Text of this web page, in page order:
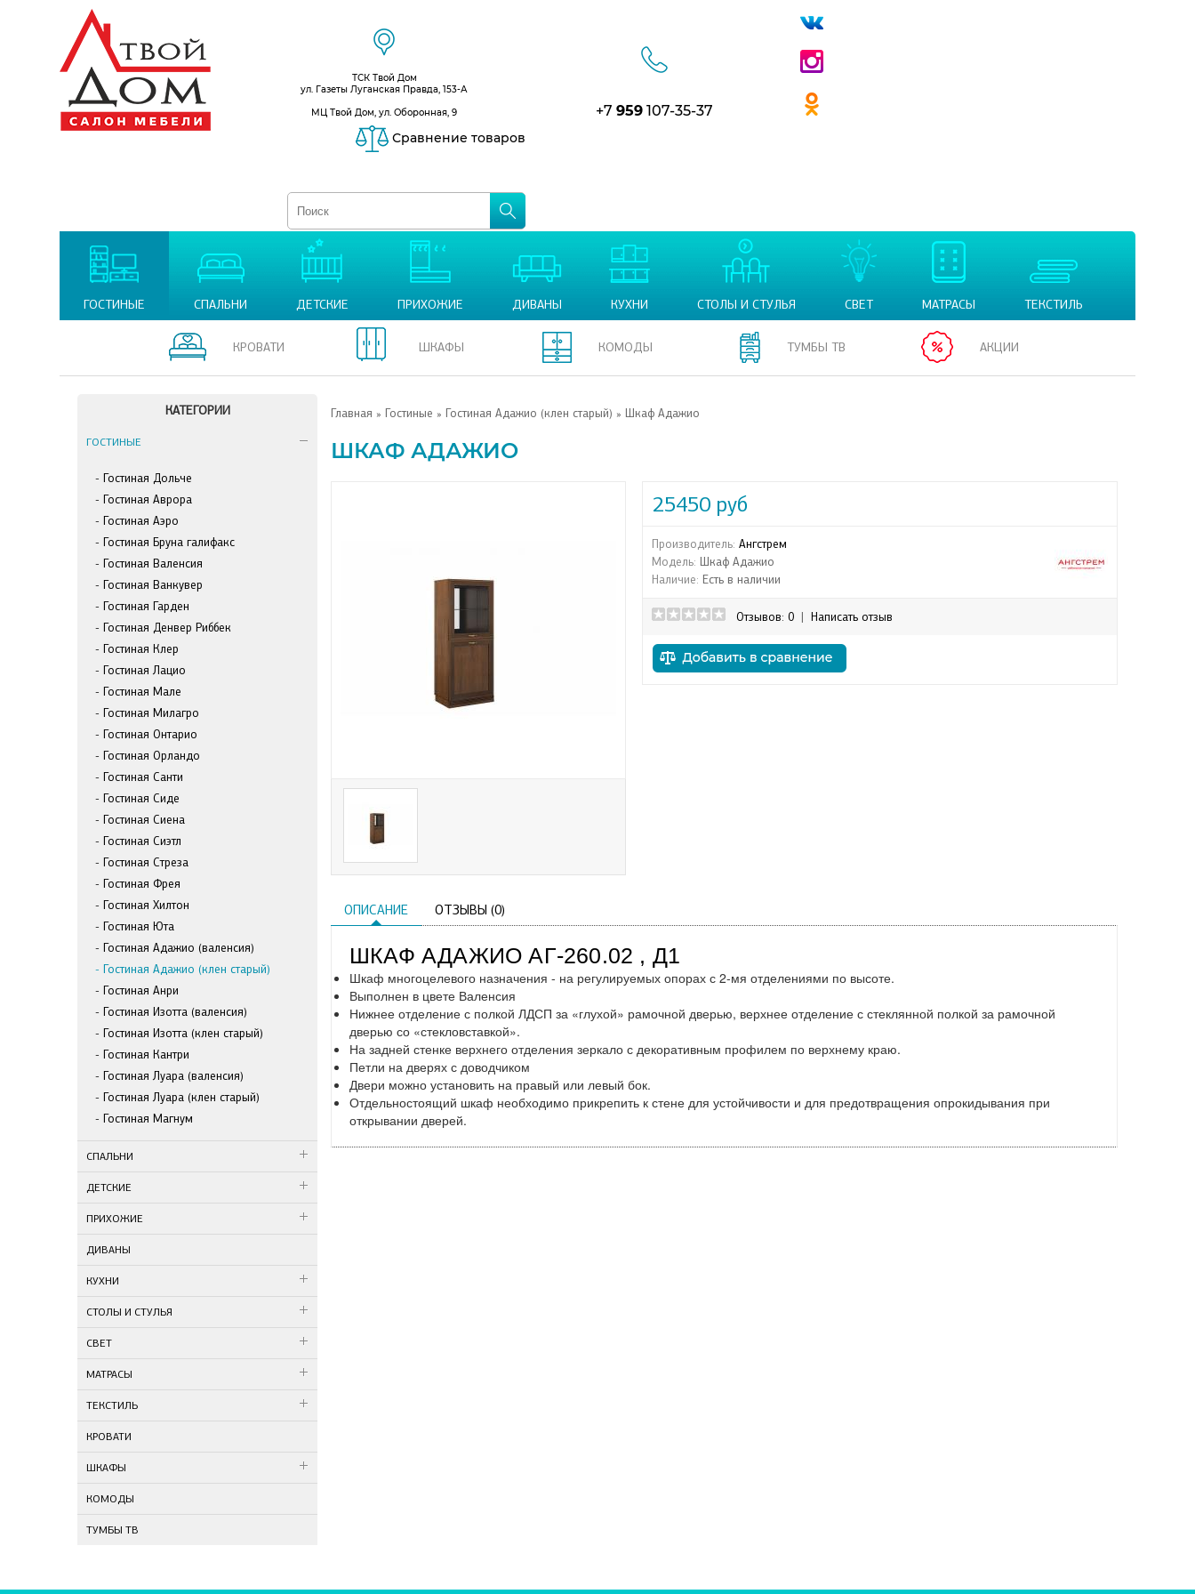
ТСК Твой Дом
ул. Газеты Луганская Правда, 153-А
МЦ Твой Дом, ул. Оборонная, 9
+7 959 107-35-37
Сравнение товаров
ГОСТИНЫЕ СПАЛЬНИ ДЕТСКИЕ ПРИХОЖИЕ ДИВАНЫ КУХНИ СТОЛЫ И СТУЛЬЯ СВЕТ МАТРАСЫ ТЕКСТИЛЬ
КРОВАТИ ШКАФЫ КОМОДЫ ТУМБЫ ТВ АКЦИИ
КАТЕГОРИИ
ГОСТИНЫЕ
Гостиная Дольче
Гостиная Аврора
Гостиная Аэро
Гостиная Бруна галифакс
Гостиная Валенсия
Гостиная Ванкувер
Гостиная Гарден
Гостиная Денвер Риббек
Гостиная Клер
Гостиная Лацио
Гостиная Мале
Гостиная Милагро
Гостиная Онтарио
Гостиная Орландо
Гостиная Санти
Гостиная Сиде
Гостиная Сиена
Гостиная Сиэтл
Гостиная Стреза
Гостиная Фрея
Гостиная Хилтон
Гостиная Юта
Гостиная Адажио (валенсия)
Гостиная Адажио (клен старый)
Гостиная Анри
Гостиная Изотта (валенсия)
Гостиная Изотта (клен старый)
Гостиная Кантри
Гостиная Луара (валенсия)
Гостиная Луара (клен старый)
Гостиная Магнум
СПАЛЬНИ
ДЕТСКИЕ
ПРИХОЖИЕ
ДИВАНЫ
КУХНИ
СТОЛЫ И СТУЛЬЯ
СВЕТ
МАТРАСЫ
ТЕКСТИЛЬ
КРОВАТИ
ШКАФЫ
КОМОДЫ
ТУМБЫ ТВ
Главная » Гостиные » Гостиная Адажио (клен старый) » Шкаф Адажио
ШКАФ АДАЖИО
25450 руб
Производитель: Ангстрем
Модель: Шкаф Адажио
Наличие: Есть в наличии
Отзывов: 0 Написать отзыв
ОПИСАНИЕ ОТЗЫВЫ (0)
ШКАФ АДАЖИО АГ-260.02 , Д1
Шкаф многоцелевого назначения - на регулируемых опорах с 2-мя отделениями по высоте.
Выполнен в цвете Валенсия
Нижнее отделение с полкой ЛДСП за «глухой» рамочной дверью, верхнее отделение с стеклянной полкой за рамочной
дверью со «стекловставкой».
На задней стенке верхнего отделения зеркало с декоративным профилем по верхнему краю.
Петли на дверях с доводчиком
Двери можно установить на правый или левый бок.
Отдельностоящий шкаф необходимо прикрепить к стене для устойчивости и для предотвращения опрокидывания при
открывании дверей.